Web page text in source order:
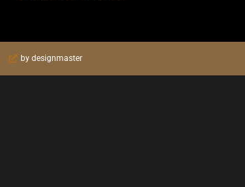
by designmaster